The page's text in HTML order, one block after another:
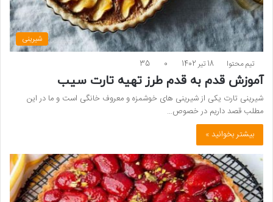
شیرینی
تیم محتوا 18 تیر 1402 0
35
آموزش قدم به قدم طرز تهیه تارت سیب
شیرینی تارت یکی از شیرینی ­های خوشمزه و معروف خانگی است و ما در این
مطلب قصد داریم در خصوص…
بیشتر بخوانید »